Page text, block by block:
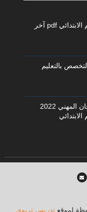
المنهاج الدراسي بالتعليم الابتدائي pdf آخر
بالتعليم
التصحيح الرسمي للامتحان المهني 2022
لموقعتدريس تربوي